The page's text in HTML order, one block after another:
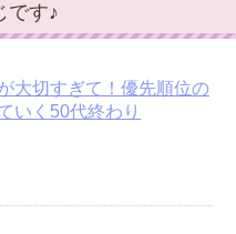
です♪
大切すぎて！優先順位の
いく50代終わり